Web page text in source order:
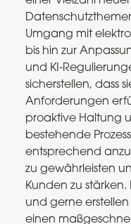
Umgang mit
bis hin zur
und KI-
sicherstellen, dass
Anforderungen
proaktive Haltung
bestehende
entsprechend
zu gewährleisten
Kunden zu stärken.
und gerne
einen